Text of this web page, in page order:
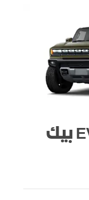
2025 هامر EV بيك